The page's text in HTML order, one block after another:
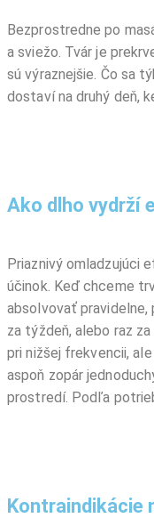
Bezprostredne po
a sviežo. Tvár je
sú výraznejšie. Čo sa
dostaví na druhý deň,
Ako dlho vydrží
Priaznivý omladzujúci
účinok. Keď chceme
absolvovať pravidelne,
za týždeň, alebo raz
pri nižšej frekvencii,
aspoň zopár
prostredí. Podľa
Kontraindikácie